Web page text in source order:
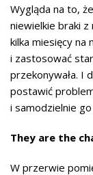
Wygląda na to,
niewielkie braki
kilka miesięcy na
i zastosować
przekonywała. I
postawić
i samodzielnie
They are the
W przerwie